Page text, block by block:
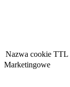
Nazwa cookie TTL
Marketingowe